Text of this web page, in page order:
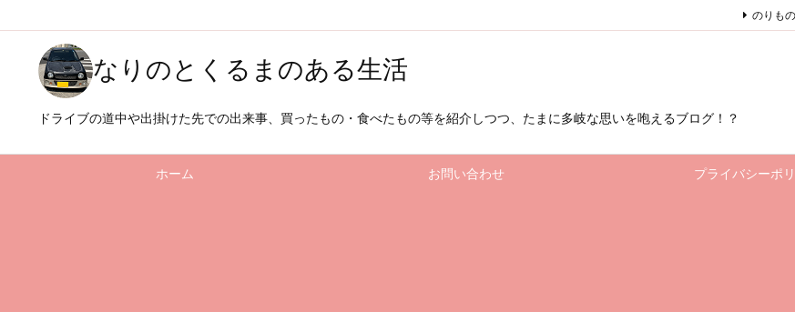
なりのとくるまのある生活
ドライブの道中や出掛けた先での出来事、買ったもの・食べたもの等を紹介しつつ、たまに多岐な思いを咆えるブログ！？
ホーム お問い合わせ プライバシーポ
のりもの